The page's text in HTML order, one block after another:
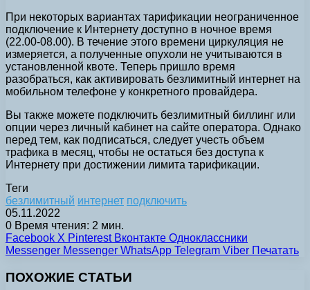
При некоторых вариантах тарификации неограниченное
подключение к Интернету доступно в ночное время
(22.00-08.00). В течение этого времени циркуляция не
измеряется, а полученные опухоли не учитываются в
установленной квоте. Теперь пришло время
разобраться, как активировать безлимитный интернет на
мобильном телефоне у конкретного провайдера.
Вы также можете подключить безлимитный биллинг или
опции через личный кабинет на сайте оператора. Однако
перед тем, как подписаться, следует учесть объем
трафика в месяц, чтобы не остаться без доступа к
Интернету при достижении лимита тарификации.
Теги
безлимитный интернет подключить
05.11.2022
0 Время чтения: 2 мин.
Facebook X Pinterest Вконтакте Одноклассники
Messenger Messenger WhatsApp Telegram Viber Печатать
ПОХОЖИЕ СТАТЬИ